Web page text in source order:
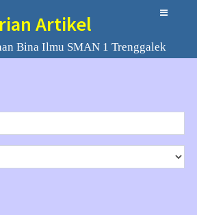
Artikel
Bina Ilmu SMAN 1 Trenggalek